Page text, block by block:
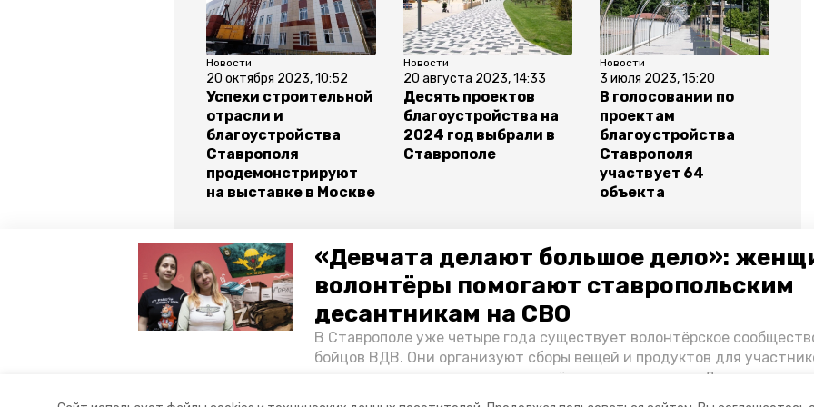
«Девчата делают большое дело»:
волонтёры помогают ставропольским
десантникам на СВО
В Ставрополе уже четыре года существует волонтёрское
бойцов ВДВ. Они организуют сборы вещей и продуктов для
спецоперации и лично отвозят всё это на передовую. Девушки
Новости
20 октября 2023, 10:52
Успехи строительной
отрасли и
благоустройства
Ставрополя
продемонстрируют
на выставке в Москве
Новости
20 августа 2023, 14:33
Десять проектов
благоустройства на
2024 год выбрали в
Ставрополе
Новости
3 июля 2023, 15:20
В голосовании по
проектам
благоустройства
Ставрополя
участвует 64
объекта
Все новости
ставропольский край ставрополь дворы
губернатор владимир владимиров